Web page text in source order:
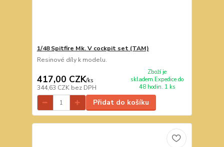
1/48 Spitfire Mk. V cockpit set (TAM)
Resinové díly k modelu.
417,00 CZK/ks
344,63 CZK bez DPH
Zboží je
skladem.Expedice do
48 hodin. 1 ks
Přidat do košíku